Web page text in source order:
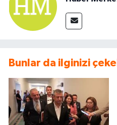
Bunlar da ilginizi